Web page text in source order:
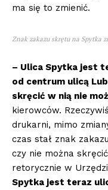
ma się to zmienić.
Znak zakazu skrętu na Spytka
– Ulica Spytka jest
od centrum ulicą
skręcić w nią nie
kierowców.
drukarni, mimo
czas stał znak
czy nie można
retorycznie w
Spytka jest teraz